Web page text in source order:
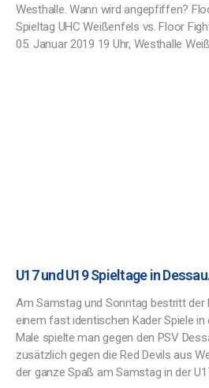
Westhalle. Wann wird angepfiffen?
Spieltag UHC Weißenfels vs. Floor
05. Januar 2019 19 Uhr, Westhalle
U17 und U19 Spieltage in
Am Samstag und Sonntag bestritt der
einem fast identischen Kader Spiele in
Male spielte man gegen den PSV
zusätzlich gegen die Red Devils aus
der ganze Spaß am Samstag in der